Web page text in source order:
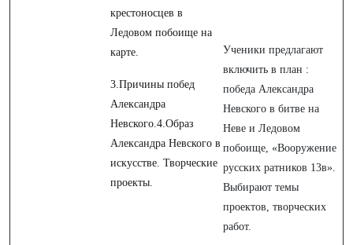
крестоносцев в
Ледовом побоище на
карте.
3.Причины побед
Александра
Невского.4.Образ
Александра Невского в
искусстве. Творческие
проекты.
Ученики предлагают
включить в план :
победа Александра
Невского в битве на
Неве и Ледовом
побоище, «Вооружение
русских ратников 13в».
Выбирают темы
проектов, творческих
работ.